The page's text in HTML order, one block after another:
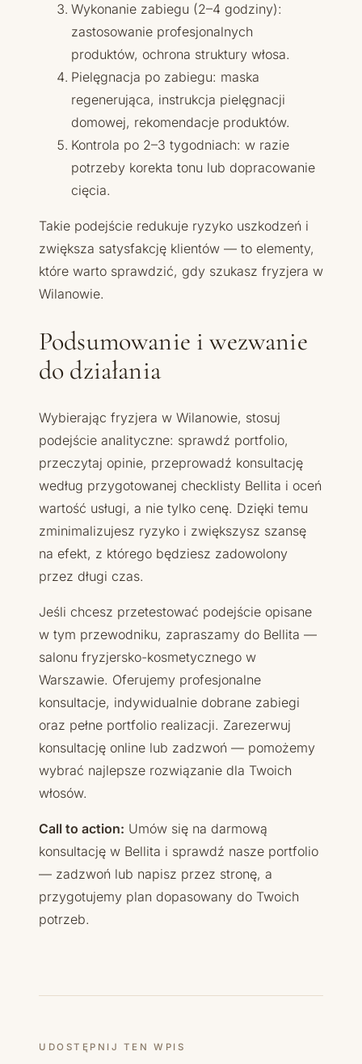
Wykonanie zabiegu (2–4 godziny):
zastosowanie profesjonalnych
produktów, ochrona struktury włosa.
Pielęgnacja po zabiegu: maska
regenerująca, instrukcja pielęgnacji
domowej, rekomendacje produktów.
Kontrola po 2–3 tygodniach: w razie
potrzeby korekta tonu lub dopracowanie
cięcia.
Takie podejście redukuje ryzyko uszkodzeń i
zwiększa satysfakcję klientów — to elementy,
które warto sprawdzić, gdy szukasz fryzjera w
Wilanowie.
Podsumowanie i wezwanie
do działania
Wybierając fryzjera w Wilanowie, stosuj
podejście analityczne: sprawdź portfolio,
przeczytaj opinie, przeprowadź konsultację
według przygotowanej checklisty Bellita i oceń
wartość usługi, a nie tylko cenę. Dzięki temu
zminimalizujesz ryzyko i zwiększysz szansę
na efekt, z którego będziesz zadowolony
przez długi czas.
Jeśli chcesz przetestować podejście opisane
w tym przewodniku, zapraszamy do Bellita —
salonu fryzjersko-kosmetycznego w
Warszawie. Oferujemy profesjonalne
konsultacje, indywidualnie dobrane zabiegi
oraz pełne portfolio realizacji. Zarezerwuj
konsultację online lub zadzwoń — pomożemy
wybrać najlepsze rozwiązanie dla Twoich
włosów.
Call to action: Umów się na darmową
konsultację w Bellita i sprawdź nasze portfolio
— zadzwoń lub napisz przez stronę, a
przygotujemy plan dopasowany do Twoich
potrzeb.
UDOSTĘPNIJ TEN WPIS